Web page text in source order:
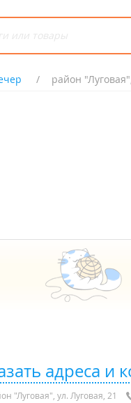
район
адреса и
"Луговая", ул. Луговая, 21